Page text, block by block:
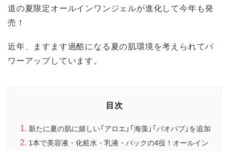
道の夏限定オールインワンジェルが進化して今年も発
売！
近年、ますます過酷になる夏の肌環境を考えられてパ
ワーアップしています。
目次
新たに夏の肌に嬉しい「アロエ」「海藻」「バオバブ」を追加
1本で美容液・化粧水・乳液・パックの4役！オールイン